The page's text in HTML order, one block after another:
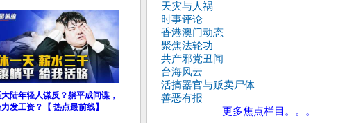
陆年轻人谋反？躺平成间谍，
发工资？【 热点最前线】
天灾与人祸
时事评论
香港澳门动态
聚焦法轮功
共产邪党丑闻
台海风云
活摘器官与贩卖尸体
善恶有报
更多焦点栏目。。。